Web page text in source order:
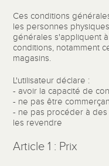
Ces conditions
les personnes
générales s'appliquent
conditions, notamment
magasins.
L'utilisateur déclare :
- avoir la capacité de
- ne pas être
- ne pas procéder à
les revendre
Article 1 : Prix